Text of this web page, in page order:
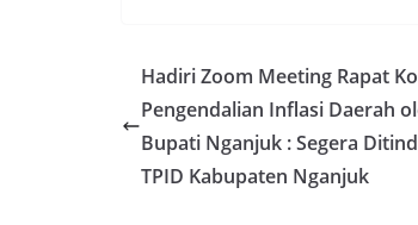
Hadiri Zoom Meeting Rapat
Pengendalian Inflasi Daerah
Bupati Nganjuk : Segera
TPID Kabupaten Nganjuk